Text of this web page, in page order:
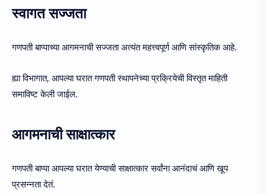
स्वागत सज्जता
गणपती बाप्पाच्या आगमनाची सज्जता अत्यंत महत्त्वपूर्ण आणि सांस्कृतिक आहे.
ह्या विभागात, आपल्या घरात गणपती स्थापनेच्या प्रक्रियेची विस्तृत माहिती
समाविष्ट केली जाईल.
आगमनाची साक्षात्कार
गणपती बाप्पा आपल्या घरात येण्याची साक्षात्कार सर्वांना आनंदाचं आणि खूप
प्रसन्नता देतं.